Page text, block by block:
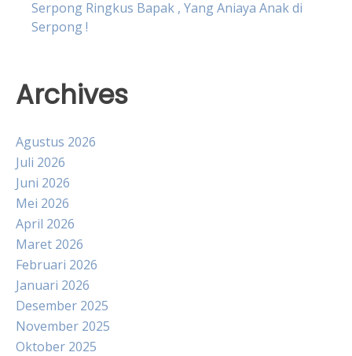
Serpong Ringkus Bapak , Yang Aniaya Anak di
Serpong !
Archives
Agustus 2026
Juli 2026
Juni 2026
Mei 2026
April 2026
Maret 2026
Februari 2026
Januari 2026
Desember 2025
November 2025
Oktober 2025